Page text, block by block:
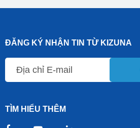
ĐĂNG KÝ NHẬN TIN TỪ KIZUNA
TÌM HIỂU THÊM